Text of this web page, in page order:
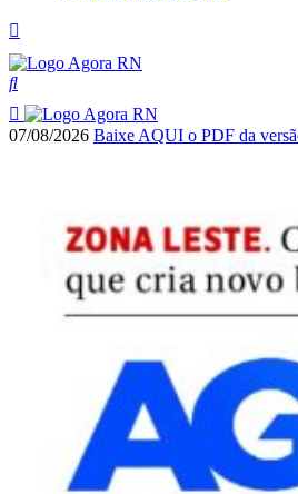
07/08/2026 Baixe AQUI o PDF da